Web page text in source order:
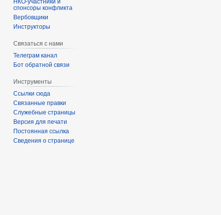
спонсоры конфликта
‏‎Вербовщики
Инструкторы
Связаться с нами
Телеграм канал
Бот обратной связи
Инструменты
Ссылки сюда
Связанные правки
Служебные страницы
Версия для печати
Постоянная ссылка
Сведения о странице